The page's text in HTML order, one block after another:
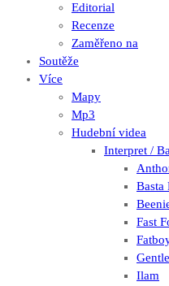
Editorial
Recenze
Zaměřeno na
Soutěže
Více
Mapy
Mp3
Hudební videa
Interpret /
Basta
Fast
Ilam